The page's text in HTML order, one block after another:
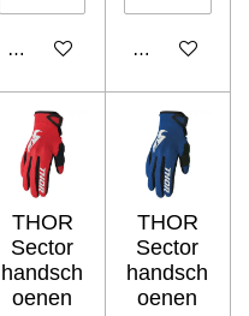
In winkelwagen In
THOR
Sector
handsch
oenen
THOR
Sector
handsch
oenen